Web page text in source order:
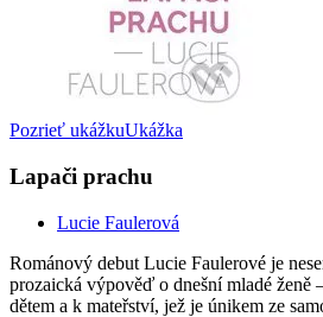
Pozrieť ukážkuUkážka
Lapači prachu
Lucie Faulerová
Románový debut Lucie Faulerové je
prozaická výpověď o dnešní mladé ženě
dětem a k mateřství, jež je únikem ze